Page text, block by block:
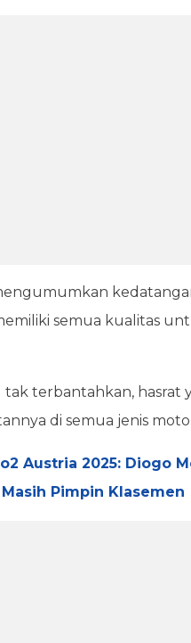
semua kualitas
tak terbantahkan,
di semua jenis
Austria 2025: Diogo
Pimpin Klasemen